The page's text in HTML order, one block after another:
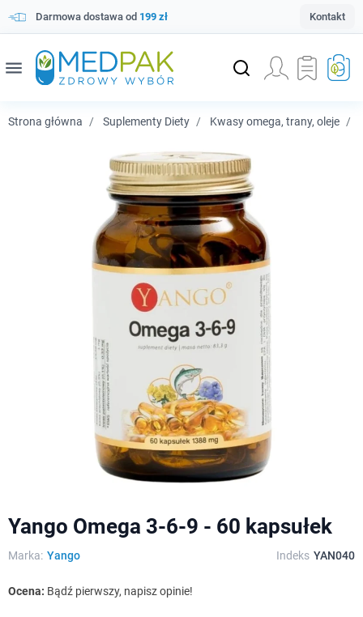
Darmowa dostawa od 199 zł Kontakt
menu
Strona główna Suplementy Diety Kwasy omega, trany, oleje
Yango Omega 3-6-9 - 60 kapsułek
Marka: Yango Indeks YAN040
Ocena: Bądź pierwszy, napisz opinie!